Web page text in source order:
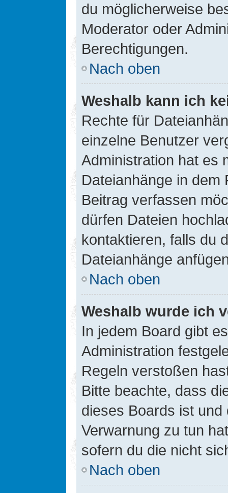
du möglicherweise
Moderator oder
Berechtigungen.
Nach oben
Weshalb kann ich
Rechte für
einzelne Benutzer
Administration hat es
Dateianhänge in dem
Beitrag verfassen
dürfen Dateien
kontaktieren, falls du
Dateianhänge
Nach oben
Weshalb wurde ich
In jedem Board gibt
Administration
Regeln verstoßen
Bitte beachte, dass
dieses Boards ist
Verwarnung zu tun
sofern du die nicht
Nach oben